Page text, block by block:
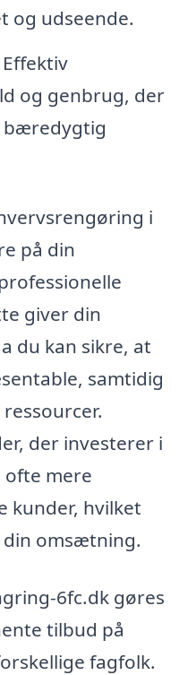
og udseende.
Effektiv
og genbrug, der
bæredygtig
i
på din
giver din
du kan sikre, at
samtidig
der investerer i
mere
kunder, hvilket
omsætning.
6fc.dk gøres
tilbud på
fagfolk.